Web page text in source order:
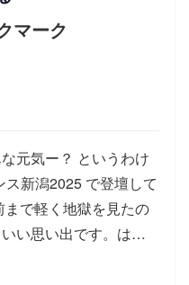
元気ー？ というわけ
新潟2025 で登壇して
で軽く地獄を見たの
い思い出です。は…